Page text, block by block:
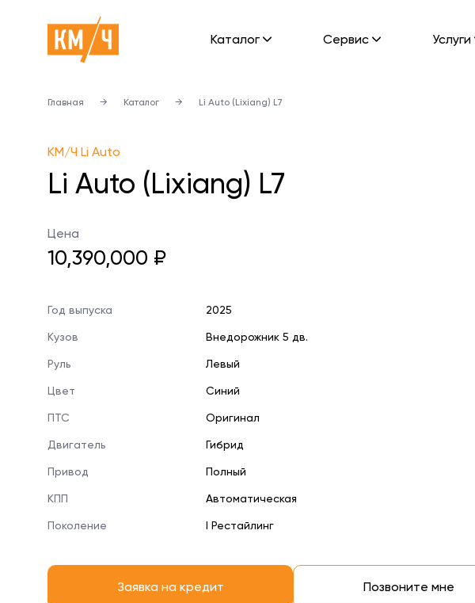
Каталог Cервис Услуги
Главная → Каталог → Li Auto (Lixiang) L7
KM/Ч Li Auto
Li Auto (Lixiang) L7
Цена
10,390,000 ₽
Год выпуска 2025
Кузов Внедорожник 5 дв.
Руль Левый
Цвет Синий
ПТС Оригинал
Двигатель Гибрид
Привод Полный
КПП Автоматическая
Поколение I Рестайлинг
Заявка на кредит Позвоните мне